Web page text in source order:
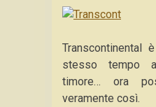
Transcontinental
stesso tempo
timore… ora
veramente così.